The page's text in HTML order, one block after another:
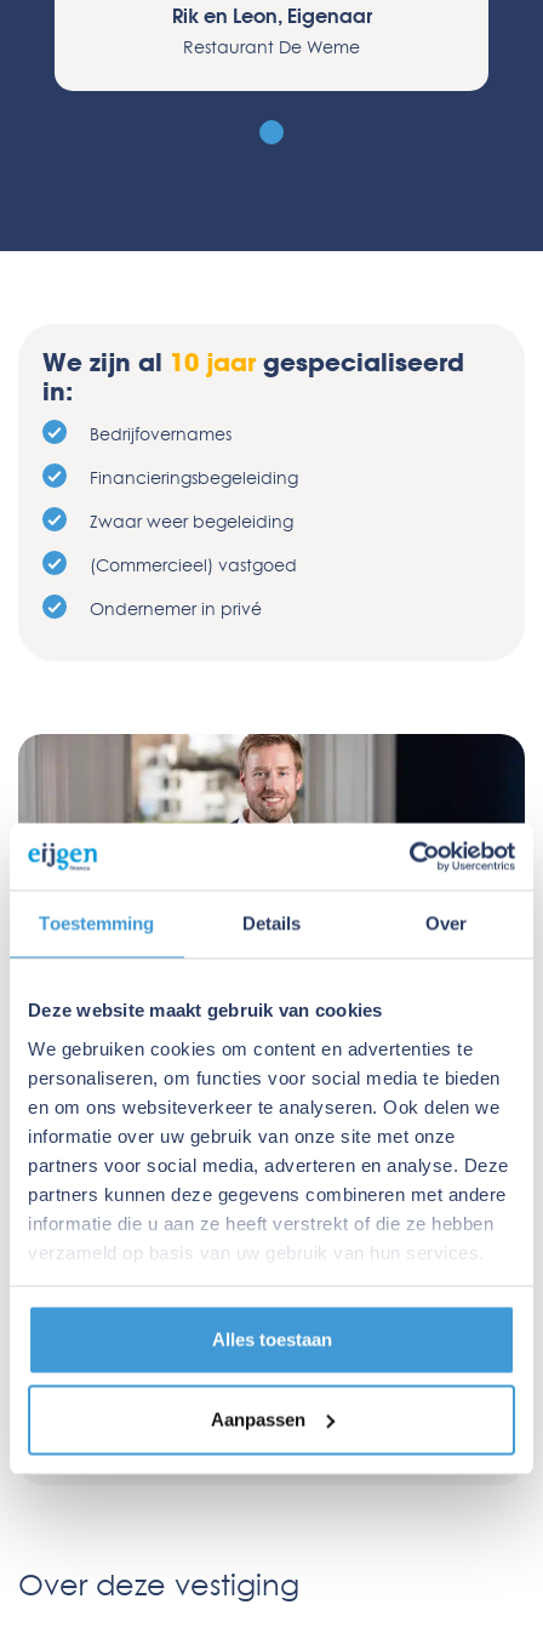
Toestemming Details Over
Deze website maakt gebruik van cookies
We gebruiken cookies om content en advertenties te
personaliseren, om functies voor social media te bieden
en om ons websiteverkeer te analyseren. Ook delen we
informatie over uw gebruik van onze site met onze
partners voor social media, adverteren en analyse. Deze
partners kunnen deze gegevens combineren met andere
informatie die u aan ze heeft verstrekt of die ze hebben
verzameld op basis van uw gebruik van hun services.
Alles toestaan
Aanpassen
Rik en Leon, Eigenaar
Restaurant De Weme
We zijn al 10 jaargespecialiseerd
in:
Bedrijfovernames
Financieringsbegeleiding
Zwaar weer begeleiding
(Commercieel) vastgoed
Ondernemer in privé
Eiko is gespecialiseerd in maatwerk financieringen
en krijgt de meeste energie van complexe
structuren. Om zich verder te specialiseren in het
begeleiden van bedrijfsopvolging en
bedrijfsovernames haalde Eiko de titel RAB-FJ
adviseur door de opleiding Bedrijfsopvolging Fiscaal
Juridisch succesvol af te ronden. Deze titel in
empathisch vermogen maken Eiko tot een adviseur
die geen vraagstuk uit de weg gaat.
Eiko Keizer
Over deze vestiging